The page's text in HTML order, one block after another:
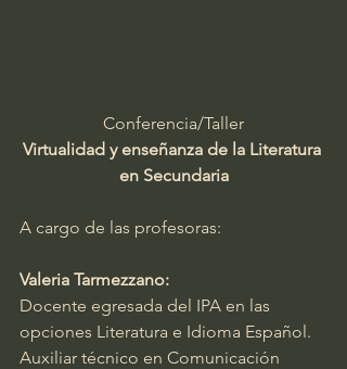
Conferencia/Taller
Virtualidad y enseñanza de la Literatura
en Secundaria
A cargo de las profesoras:
Valeria Tarmezzano:
Docente egresada del IPA en las
opciones Literatura e Idioma Español.
Auxiliar técnico en Comunicación